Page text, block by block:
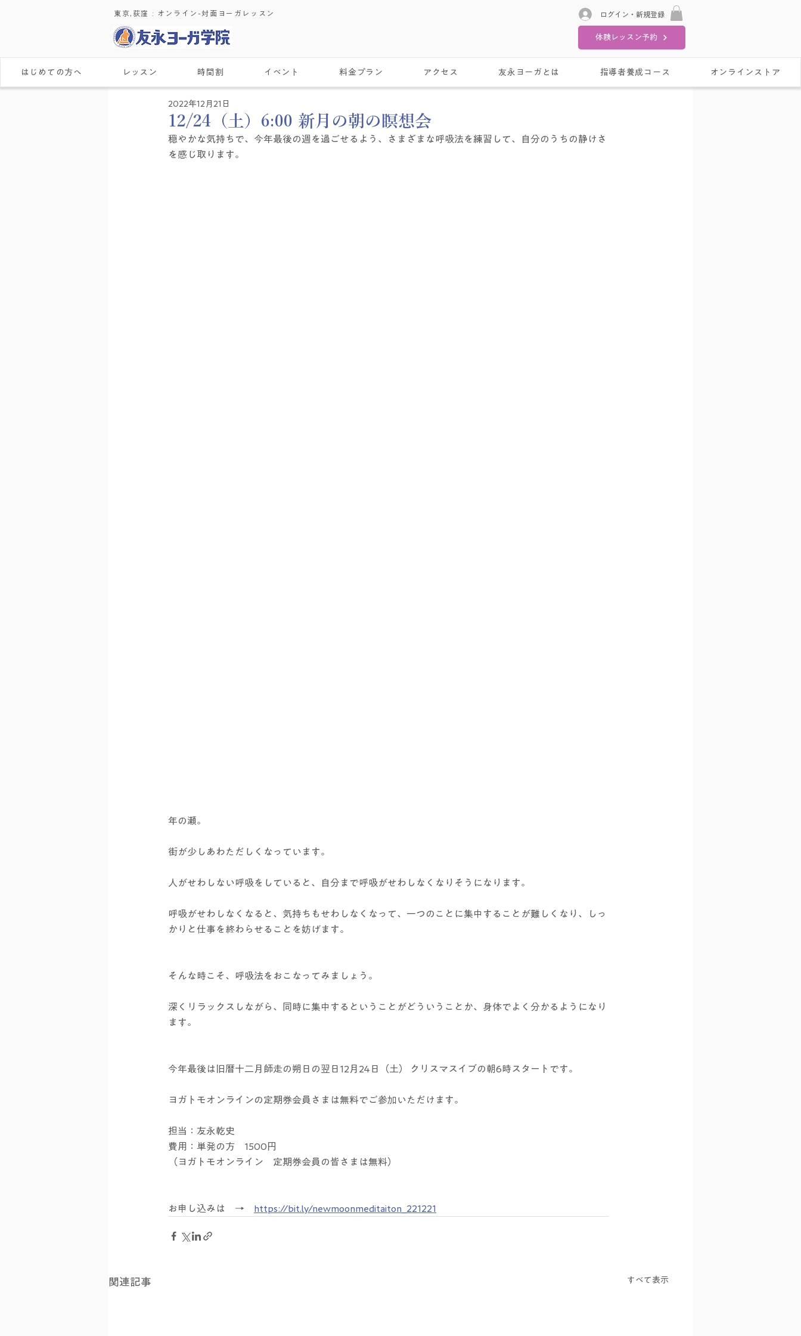
東京,荻窪 : ​オンライン-対面ヨーガレッスン ログイン・新規登録
体験レッスン予約
はじめての方へ レッスン 時間割 イベント 料金プラン アクセス 友永ヨーガとは 指導者養成コース オンラインストア
12/24（土）6:00 新月の朝の瞑想会
2022年12月21日
穏やかな気持ちで、今年最後の週を過ごせるよう、さまざまな呼吸法を練習して、自分のうちの静けさ
を感じ取ります。
年の瀬。
街が少しあわただしくなっています。
人がせわしない呼吸をしていると、自分まで呼吸がせわしなくなりそうになります。
呼吸がせわしなくなると、気持ちもせわしなくなって、一つのことに集中することが難しくなり、しっ
かりと仕事を終わらせることを妨げます。
そんな時こそ、呼吸法をおこなってみましょう。
深くリラックスしながら、同時に集中するということがどういうことか、身体でよく分かるようになり
ます。
今年最後は旧暦十二月師走の朔日の翌日12月24日（土） クリスマスイブの朝6時スタートです。
ヨガトモオンラインの定期券会員さまは無料でご参加いただけます。
担当：友永乾史
費用：単発の方　1500円
（ヨガトモオンライン　定期券会員の皆さまは無料）
お申し込みは　→ https://bit.ly/newmoonmeditaiton_221221
関連記事 すべて表示